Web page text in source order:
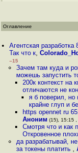
Оглавление
Агентская
Так что к,
–15
Зачем там куда и
можешь запустить
200к контекст на
отличаются не кон
я б поверил, но
крайне глуп и
https opennet ru
Аноним (15), 15:15
Смотря что и как
Откровенное
да разрабатывай,
за токены платить ,